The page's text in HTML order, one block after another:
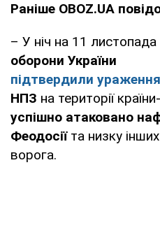
Раніше OBOZ.UA
– У ніч на 11 листопада
оборони України
підтвердили ураження
НПЗ на території
успішно атаковано
Феодосії та низку
ворога.